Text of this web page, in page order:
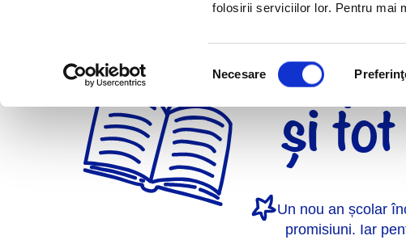
folosirii serviciilor lor. Pentru mai
consimțământului
Necesare
și
Un nou an școlar
promisiuni. Iar